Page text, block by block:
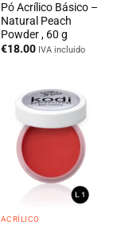
Pó Acrílico Básico –
Natural Peach
Powder , 60 g
€18.00 IVA incluido
ACRÍLICO